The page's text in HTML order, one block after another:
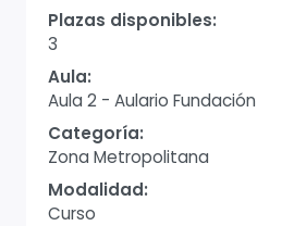
Plazas disponibles:
3
Aula:
Aula 2 - Aulario Fundación
Categoría:
Zona Metropolitana
Modalidad:
Curso